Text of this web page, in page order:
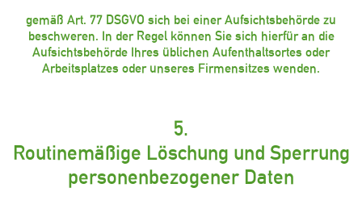
gemäß Art. 77 DSGVO sich bei einer Aufsichtsbehörde zu
beschweren. In der Regel können Sie sich hierfür an die
Aufsichtsbehörde Ihres üblichen Aufenthaltsortes oder
Arbeitsplatzes oder unseres Firmensitzes wenden.
5.
Routinemäßige Löschung und Sperrung
personenbezogener Daten